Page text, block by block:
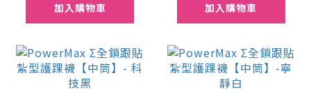
加入購物車 加入購物車